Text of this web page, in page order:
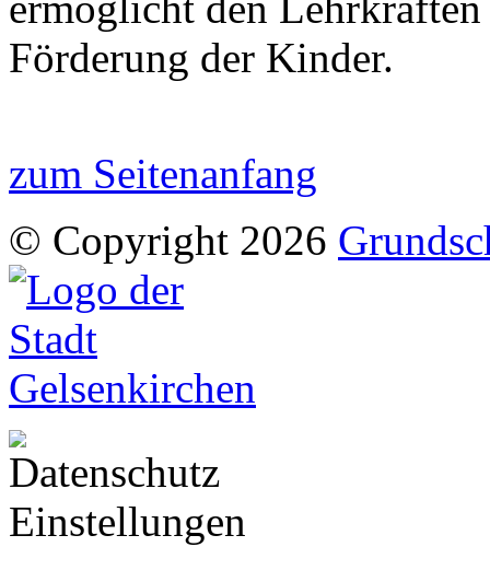
Förderung der Kinder.
zum Seitenanfang
© Copyright 2026